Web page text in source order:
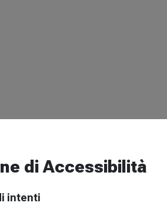
di Accessibilità
intenti